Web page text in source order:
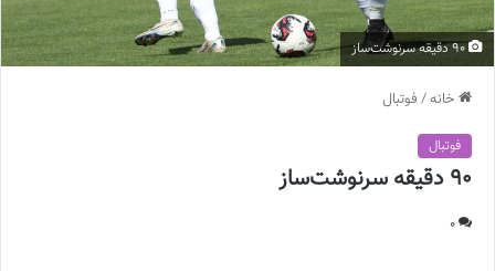
90 دقیقه سرنوشت‌ساز
خانه/ فوتبال
فوتبال
90 دقیقه سرنوشت‌ساز
0